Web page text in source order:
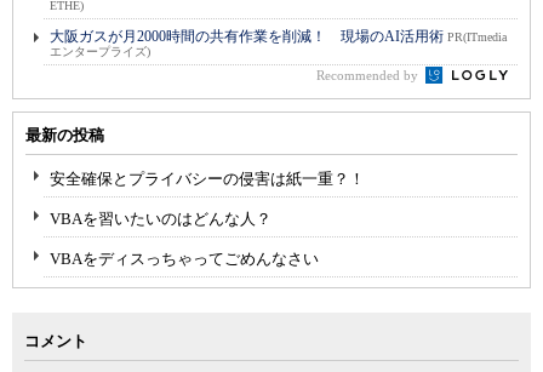
ETHE)
大阪ガスが月2000時間の共有作業を削減！ 現場のAI活用術 PR(ITmedia
エンタープライズ)
Recommended by
最新の投稿
安全確保とプライバシーの侵害は紙一重？！
VBAを習いたいのはどんな人？
VBAをディスっちゃってごめんなさい
コメント